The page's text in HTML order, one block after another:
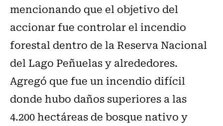
mencionando que el objetivo del
accionar fue controlar el incendio
forestal dentro de la Reserva Nacional
del Lago Peñuelas y alrededores.
Agregó que fue un incendio difícil
donde hubo daños superiores a las
4.200 hectáreas de bosque nativo y